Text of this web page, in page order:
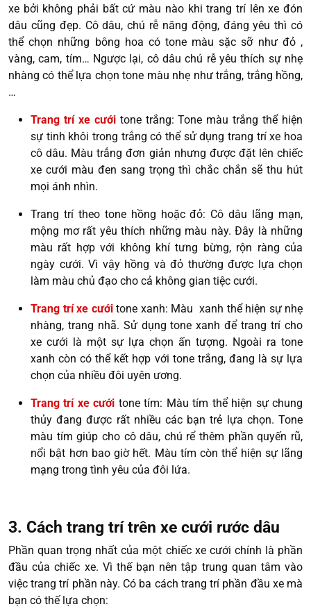
xe bởi không phải bất cứ màu nào khi trang trí lên xe đón
dâu cũng đẹp. Cô dâu, chú rễ năng động, đáng yêu thì có
thể chọn những bông hoa có tone màu sặc sỡ như đỏ ,
vàng, cam, tím… Ngược lại, cô dâu chú rễ yêu thích sự nhẹ
nhàng có thể lựa chọn tone màu nhẹ như trắng, trắng hồng,
…
Trang trí xe cướitone trắng: Tone màu trắng thể hiện
sự tinh khôi trong trắng có thể sử dụng trang trí xe hoa
cô dâu. Màu trắng đơn giản nhưng được đặt lên chiếc
xe cưới màu đen sang trọng thì chắc chắn sẽ thu hút
mọi ánh nhìn.
Trang trí theo tone hồng hoặc đỏ: Cô dâu lãng mạn,
mộng mơ rất yêu thích những màu này. Đây là những
màu rất hợp với không khí tưng bừng, rộn ràng của
ngày cưới. Vì vậy hồng và đỏ thường được lựa chọn
làm màu chủ đạo cho cả không gian tiệc cưới.
Trang trí xe cướitone xanh: Màu xanh thể hiện sự nhẹ
nhàng, trang nhã. Sử dụng tone xanh để trang trí cho
xe cưới là một sự lựa chọn ấn tượng. Ngoài ra tone
xanh còn có thể kết hợp với tone trắng, đang là sự lựa
chọn của nhiều đôi uyên ương.
Trang trí xe cưới tone tím: Màu tím thể hiện sự chung
thủy đang được rất nhiều các bạn trẻ lựa chọn. Tone
màu tím giúp cho cô dâu, chú rể thêm phần quyến rũ,
nổi bật hơn bao giờ hết. Màu tím còn thể hiện sự lãng
mạng trong tình yêu của đôi lứa.
3. Cách trang trí trên xe cưới rước dâu
Phần quan trọng nhất của một chiếc xe cưới chính là phần
đầu của chiếc xe. Vì thế bạn nên tập trung quan tâm vào
việc trang trí phần này. Có ba cách trang trí phần đầu xe mà
bạn có thế lựa chọn: